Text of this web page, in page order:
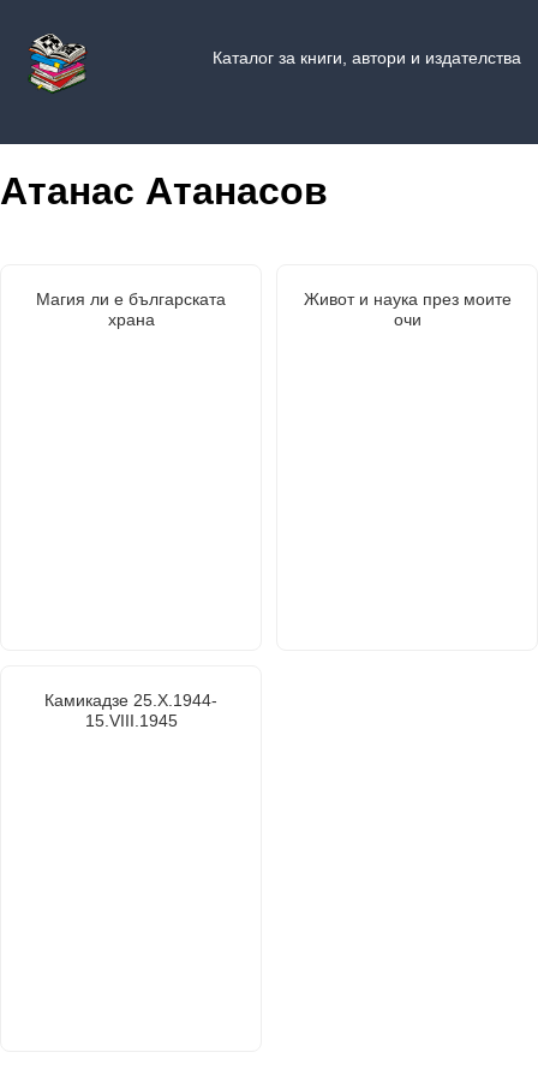
Каталог за книги, автори и издателства
Атанас Атанасов
Магия ли е българската
храна
Живот и наука през моите
очи
Камикадзе 25.Х.1944-
15.VІІІ.1945